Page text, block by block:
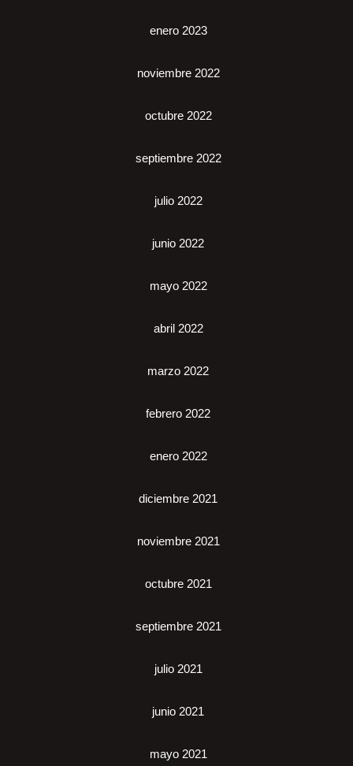
enero 2023
noviembre 2022
octubre 2022
septiembre 2022
julio 2022
junio 2022
mayo 2022
abril 2022
marzo 2022
febrero 2022
enero 2022
diciembre 2021
noviembre 2021
octubre 2021
septiembre 2021
julio 2021
junio 2021
mayo 2021